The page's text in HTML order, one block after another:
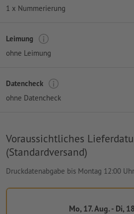
1 x Nummerierung
Leimung
ohne Leimung
Datencheck
ohne Datencheck
Voraussichtliches
(Standardversand)
Druckdatenabgabe bis Montag 12:00 Uhr
Mo, 17. Aug. - Di,